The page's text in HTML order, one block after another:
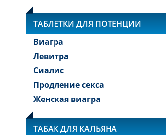
ТАБЛЕТКИ ДЛЯ ПОТЕНЦИИ
Виагра
Левитра
Сиалис
Продление секса
Женская виагра
ТАБАК ДЛЯ КАЛЬЯНА